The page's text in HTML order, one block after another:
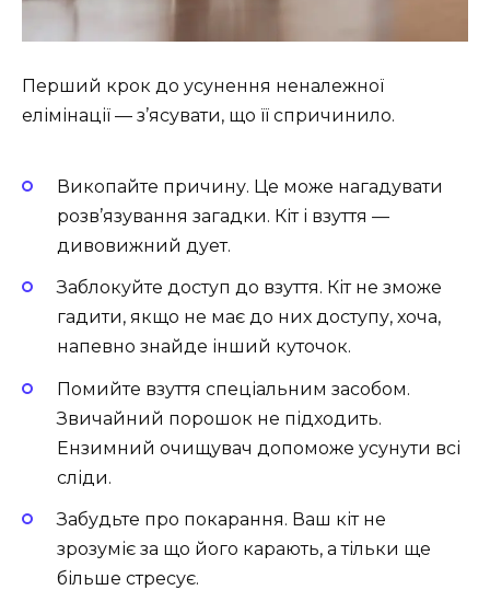
Перший крок до усунення неналежної
елімінації — з’ясувати, що її спричинило.
Викопайте причину. Це може нагадувати
розв’язування загадки. Кіт і взуття —
дивовижний дует.
Заблокуйте доступ до взуття. Кіт не зможе
гадити, якщо не має до них доступу, хоча,
напевно знайде інший куточок.
Помийте взуття спеціальним засобом.
Звичайний порошок не підходить.
Ензимний очищувач допоможе усунути всі
сліди.
Забудьте про покарання. Ваш кіт не
зрозуміє за що його карають, а тільки ще
більше стресує.